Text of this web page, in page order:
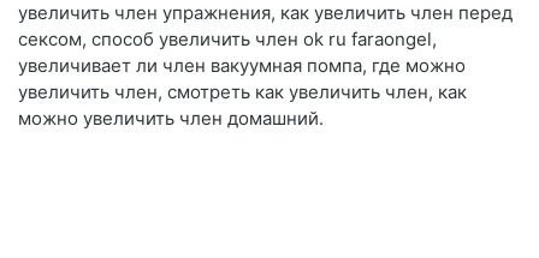
увеличить член упражнения, как увеличить член перед
сексом, способ увеличить член ok ru faraongel,
увеличивает ли член вакуумная помпа, где можно
увеличить член, смотреть как увеличить член, как
можно увеличить член домашний.